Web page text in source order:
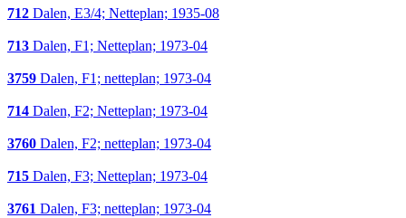
712 Dalen, E3/4; Netteplan; 1935-08
713 Dalen, F1; Netteplan; 1973-04
3759 Dalen, F1; netteplan; 1973-04
714 Dalen, F2; Netteplan; 1973-04
3760 Dalen, F2; netteplan; 1973-04
715 Dalen, F3; Netteplan; 1973-04
3761 Dalen, F3; netteplan; 1973-04